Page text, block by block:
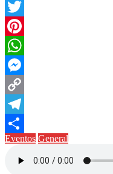
Facebook
Twitter
Pinterest
WhatsApp
Messenger
Copy
Link
Telegram
Compartir
Eventos General